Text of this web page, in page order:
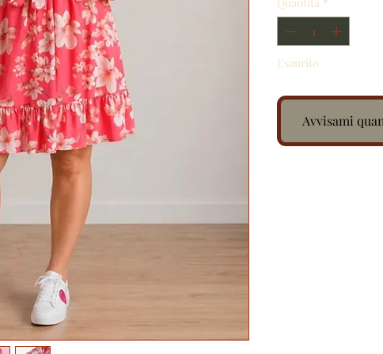
Esaurito
Avvisami